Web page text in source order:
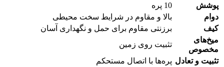
پوشش
10 پره
دوام
بالا و مقاوم در شرایط سخت محیطی
کیف
برزنتی مقاوم برای حمل و نگهداری آسان
میخ‌های
مخصوص
تثبیت روی زمین
تثبیت و تعادل پره‌ها با اتصال مستحکم